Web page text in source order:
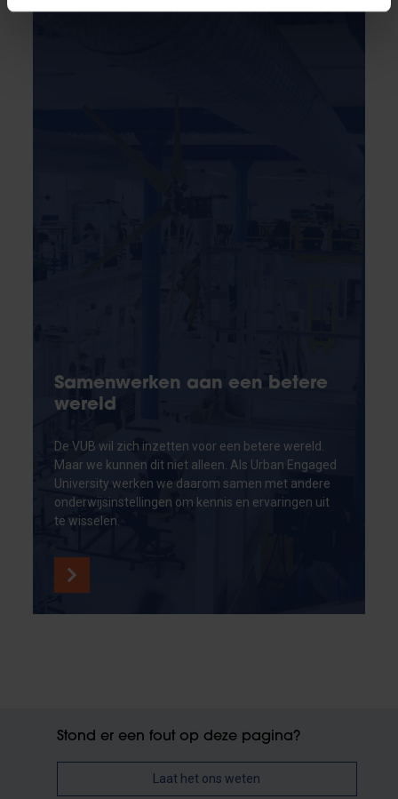
Samenwerken aan een betere
wereld
De VUB wil zich inzetten voor een betere wereld.
Maar we kunnen dit niet alleen. Als Urban Engaged
University werken we daarom samen met andere
onderwijsinstellingen om kennis en ervaringen uit
te wisselen.
Stond er een fout op deze pagina?
Laat het ons weten